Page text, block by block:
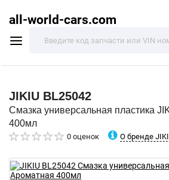
all-world-cars.com
JIKIU BL25042
Смазка универсальная пластика
400мл
0 оценок О бренде